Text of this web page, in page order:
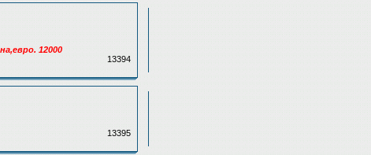
12000
13394
13395